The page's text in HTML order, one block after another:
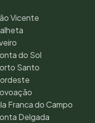
Vicente
do Sol
Santo
Franca do Campo
Delgada